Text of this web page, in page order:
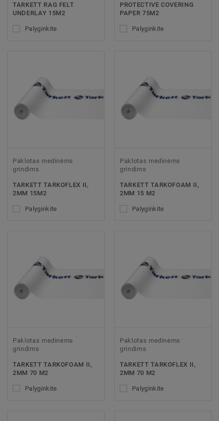
TARKETT RAG FELT
UNDERLAY 15M2
Palyginkite
PROTECTIVE COVERING
PAPER 75M2
Palyginkite
Paklotas medinėms
grindims
TARKETT TARKOFLEX II,
2MM 15M2
Palyginkite
Paklotas medinėms
grindims
TARKETT TARKOFOAM II,
2MM 15 M2
Palyginkite
Paklotas medinėms
grindims
TARKETT TARKOFOAM II,
2MM 70 M2
Palyginkite
Paklotas medinėms
grindims
TARKETT TARKOFLEX II,
2MM 70 M2
Palyginkite